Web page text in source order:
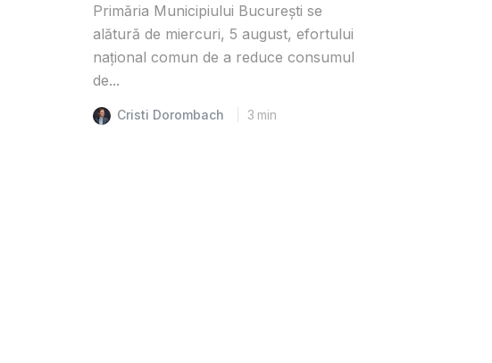
Primăria Municipiului București se
alătură de miercuri, 5 august, efortului
național comun de a reduce consumul
de...
Cristi Dorombach 3 min